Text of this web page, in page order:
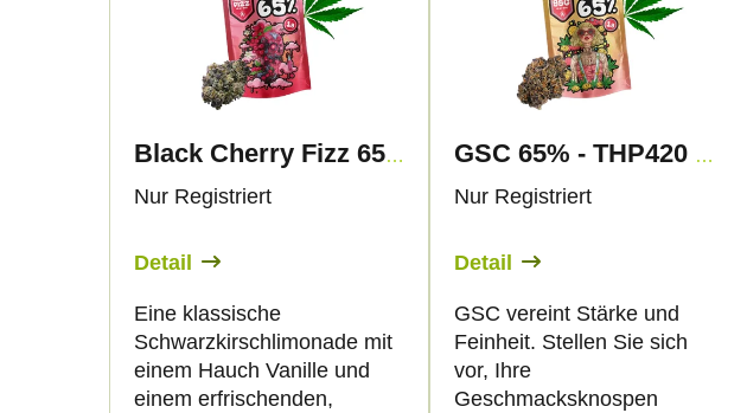
k
s
o
e
d
e
P
Black Cherry Fizz 65% - THP420 Blüten - Canapuff
Nur Registriert
Detail
Eine klassische
Schwarzkirschlimonade mit
einem Hauch Vanille und
einem erfrischenden,
GSC 65% - THP420 Blüten - Canapuff
Nur Registriert
Detail
GSC vereint Stärke und
Feinheit. Stellen Sie sich
vor, Ihre
Geschmacksknospen